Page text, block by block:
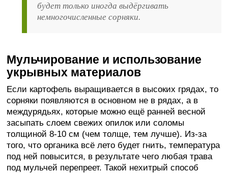
будет только иногда выдёргивать
немногочисленные сорняки.
Мульчирование и использование
укрывных материалов
Если картофель выращивается в высоких грядах, то
сорняки появляются в основном не в рядах, а в
междурядьях, которые можно ещё ранней весной
засыпать слоем свежих опилок или соломы
толщиной 8-10 см (чем толще, тем лучше). Из-за
того, что органика всё лето будет гнить, температура
под ней повысится, в результате чего любая трава
под мульчей перепреет. Такой нехитрый способ